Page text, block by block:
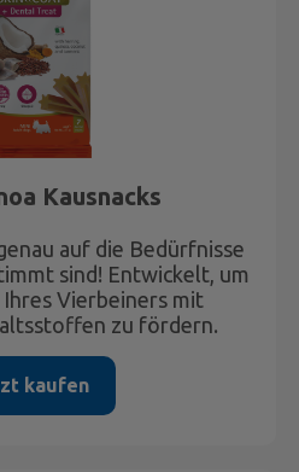
Kausnacks
auf die Bedürfnisse
sind! Entwickelt, um
Vierbeiners mit
zu fördern.
kaufen